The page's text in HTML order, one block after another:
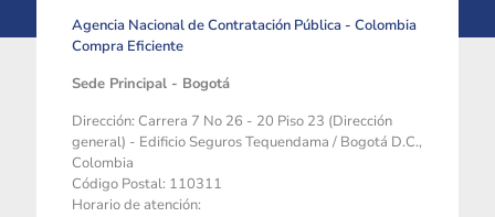
Agencia Nacional de Contratación Pública - Colombia
Compra Eficiente
Sede Principal - Bogotá
Dirección: Carrera 7 No 26 - 20 Piso 23 (Dirección
general) - Edificio Seguros Tequendama / Bogotá D.C.,
Colombia
Código Postal: 110311
Horario de atención: